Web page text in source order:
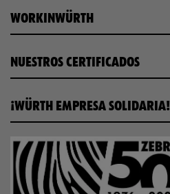
WORKINWÜRTH
NUESTROS CERTIFICADOS
¡WÜRTH EMPRESA SOLIDARIA!